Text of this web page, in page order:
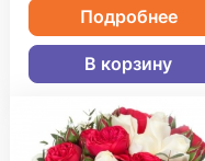
Подробнее
В корзину